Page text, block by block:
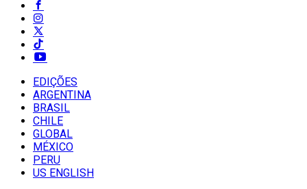
EDIÇÕES
ARGENTINA
BRASIL
CHILE
GLOBAL
MÉXICO
PERU
US ENGLISH